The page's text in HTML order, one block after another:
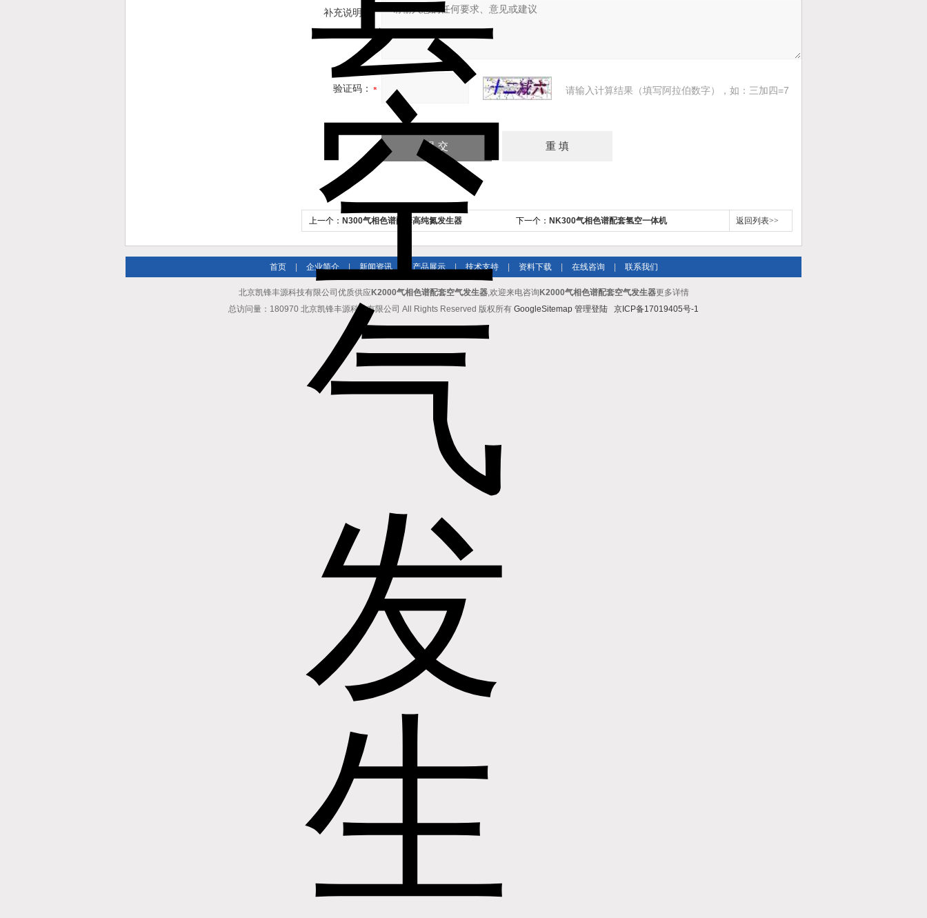
补充说明：
验证码： 请输入计算结果（填写阿拉伯数字），如：三加四=7
上一个： N300气相色谱配套高纯氮发生器 下一个： NK300气相色谱配套氢空一体机 返回列表>>
首页 企业简介 | 新闻资讯 产品展示 | 技术支持 资料下载 在线咨询 联系我们
北京凯锋丰源科技有限公司优质供应 K2000气相色谱配套空气发生器,欢迎来电咨询 K2000气相色谱配套空气发生器更多详情
总访问量：180970 北京凯锋丰源科技有限公司 All Rights Reserved 版权所有 GoogleSitemap 管理登陆 京ICP备17019405号-1